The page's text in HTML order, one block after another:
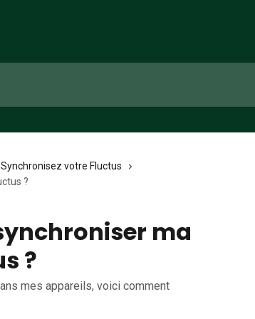
Synchronisez votre Fluctus
?
ma
?
mes appareils, voici comment